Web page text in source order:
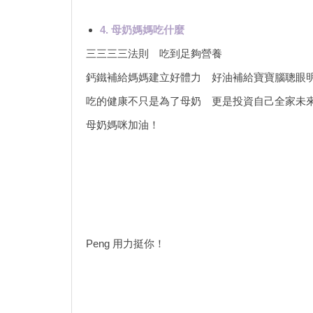
4. 母奶媽媽吃什麼
三三三三法則 吃到足夠營養
鈣鐵補給媽媽建立好體力 好油補給寶寶腦聰眼
吃的健康不只是為了母奶 更是投資自己全家未
母奶媽咪加油！
Peng 用力挺你！